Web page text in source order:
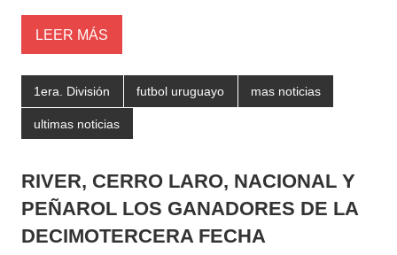
LEER MÁS
1era. División futbol uruguayo mas noticias
ultimas noticias
RIVER, CERRO LARO, NACIONAL Y
PEÑAROL LOS GANADORES DE LA
DECIMOTERCERA FECHA